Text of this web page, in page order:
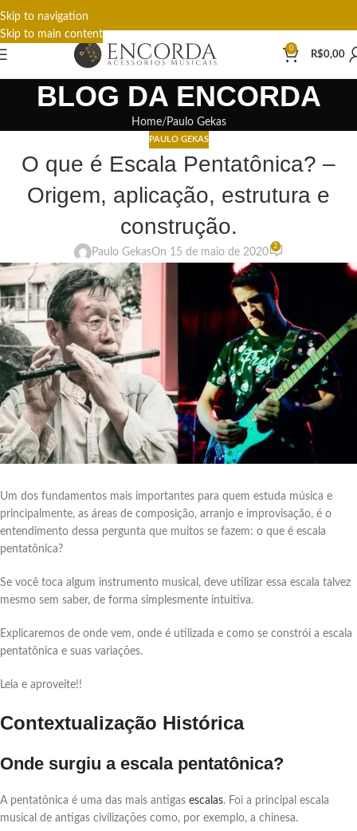
Skip to navigation
Skip to main content
0
R$0,00
BLOG DA ENCORDA
Home Paulo Gekas
PAULO GEKAS
O que é Escala Pentatônica? –
Origem, aplicação, estrutura e
construção.
Paulo GekasOn 15 de maio de 2020
2
Um dos fundamentos mais importantes para quem estuda música e
principalmente, as áreas de composição, arranjo e improvisação, é o
entendimento dessa pergunta que muitos se fazem: o que é escala
pentatônica?
Se você toca algum instrumento musical, deve utilizar essa escala talvez
mesmo sem saber, de forma simplesmente intuitiva.
Explicaremos de onde vem, onde é utilizada e como se constrói a escala
pentatônica e suas variações.
Leia e aproveite!!
Contextualização Histórica
Onde surgiu a escala pentatônica?
A pentatônica é uma das mais antigas escalas. Foi a principal escala
musical de antigas civilizações como, por exemplo, a chinesa.